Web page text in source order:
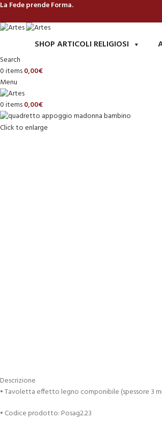
La Fede prende Forma.
SHOP ARTICOLI RELIGIOSI
Search
0items0,00€
Menu
0items0,00€
Click to enlarge
Descrizione
• Tavoletta effetto legno componibile (spessore 3
• Codice prodotto: Posag2.23